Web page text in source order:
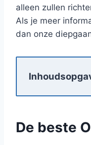
alleen zullen
Als je meer
dan onze
De beste